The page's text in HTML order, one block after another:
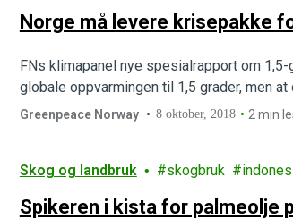
Norge må levere krisepakke
FNs klimapanel nye spesialrapport om
globale oppvarmingen til 1,5 grader, men at
Greenpeace Norway 8 oktober, 2018 2 min
Skog og landbruk skogbruk
Spikeren i kista for palmeolje